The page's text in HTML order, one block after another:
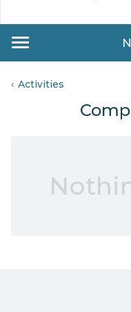
Activities